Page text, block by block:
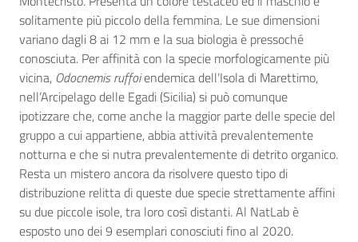
solitamente più piccolo della femmina. Le sue dimensioni
variano dagli 8 ai 12 mm e la sua biologia è pressoché
conosciuta. Per affinità con la specie morfologicamente più
vicina, Odocnemis ruffoiendemica dell’Isola di Marettimo,
nell’Arcipelago delle Egadi (Sicilia) si può comunque
ipotizzare che, come anche la maggior parte delle specie del
gruppo a cui appartiene, abbia attività prevalentemente
notturna e che si nutra prevalentemente di detrito organico.
Resta un mistero ancora da risolvere questo tipo di
distribuzione relitta di queste due specie strettamente affini
su due piccole isole, tra loro così distanti. Al NatLab è
esposto uno dei 9 esemplari conosciuti fino al 2020.